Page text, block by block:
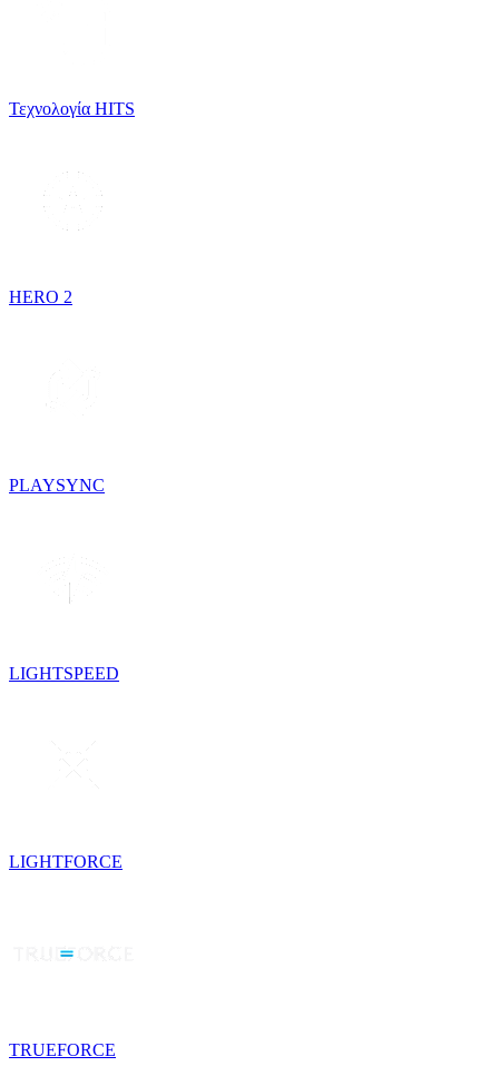
Τεχνολογία HITS
HERO 2
PLAYSYNC
LIGHTSPEED
LIGHTFORCE
TRUEFORCE